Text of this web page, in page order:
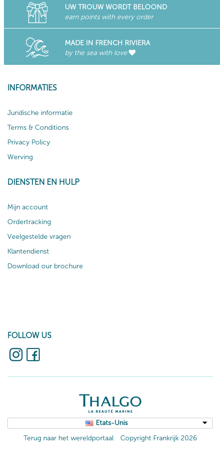
UW TROUW WORDT BELOOND
earn points with every order
MADE IN FRENCH RIVIERA
by the sea with love
INFORMATIES
Juridische informatie
Terms & Conditions
Privacy Policy
Werving
DIENSTEN EN HULP
Mijn account
Ordertracking
Veelgestelde vragen
Klantendienst
Download our brochure
FOLLOW US
Etats-Unis
Terug naar het wereldportaal
Copyright Frankrijk 2026